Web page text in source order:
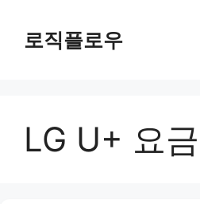
content로직플로우
LG U+ 요